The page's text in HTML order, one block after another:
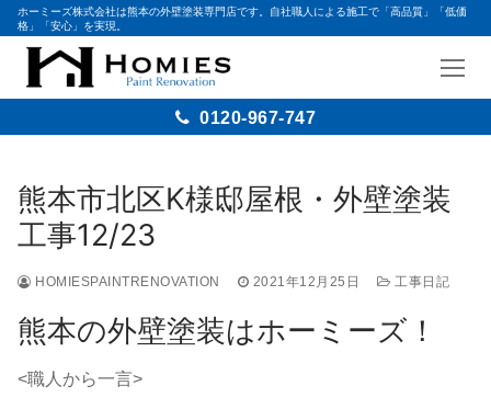
ホーミーズ株式会社は熊本の外壁塗装専門店です。自社職人による施工で「高品質」「低価
格」「安心」を実現。
0120-967-747
熊本市北区K様邸屋根・外壁塗装
工事12/23
HOMIESPAINTRENOVATION 2021年12月25日 工事日記
熊本の外壁塗装はホーミーズ！
<職人から一言>